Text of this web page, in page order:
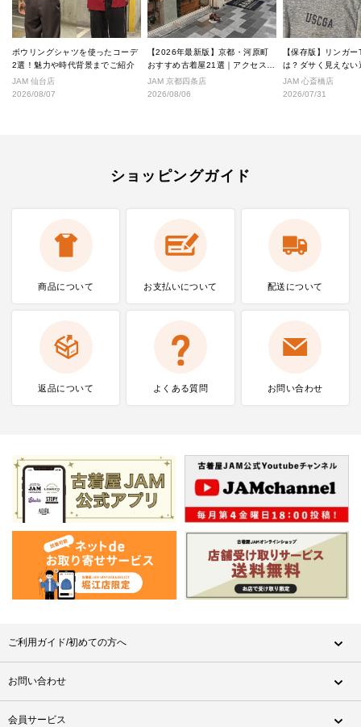
ボウリングシャツを使ったコーデ
2選！魅力や時代背景までご紹介
JAM 仙台店
2026/08/07
【2026年最新版】京都・河原町
おすすめ古着屋21選｜アクセス良
好な絶対行くべきショップ厳選！
JAM 京都四条店
2026/08/06
【保存版】リンガ
は？ダサく見えない
なし完全ガイド
JAM 心斎橋店
2026/07/31
ショッピングガイド
商品について お支払いについて 配送について
返品について よくある質問 お問い合わせ
ご利用ガイド/初めての方へ
お問い合わせ
会員サービス